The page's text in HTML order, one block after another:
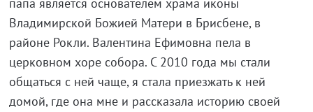
папа является основателем храма иконы
Владимирской Божией Матери в Брисбене, в
районе Рокли. Валентина Ефимовна пела в
церковном хоре собора. С 2010 года мы стали
общаться с ней чаще, я стала приезжать к ней
домой, где она мне и рассказала историю своей